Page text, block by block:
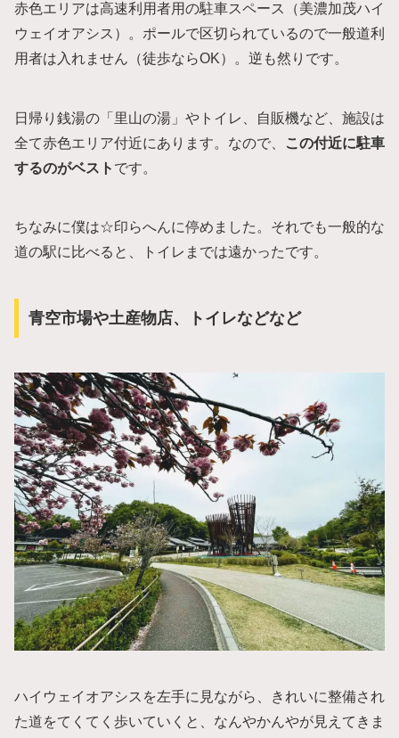
赤色エリアは高速利用者用の駐車スペース（美濃加茂ハイ
ウェイオアシス）。ポールで区切られているので一般道利
用者は入れません（徒歩ならOK）。逆も然りです。
日帰り銭湯の「里山の湯」やトイレ、自販機など、施設は
全て赤色エリア付近にあります。なので、
この付近に駐車
するのがベスト です。
ちなみに僕は☆印らへんに停めました。それでも一般的な
道の駅に比べると、トイレまでは遠かったです。
青空市場や土産物店、トイレなどなど
ハイウェイオアシスを左手に見ながら、きれいに整備され
た道をてくてく歩いていくと、なんやかんやが見えてきま